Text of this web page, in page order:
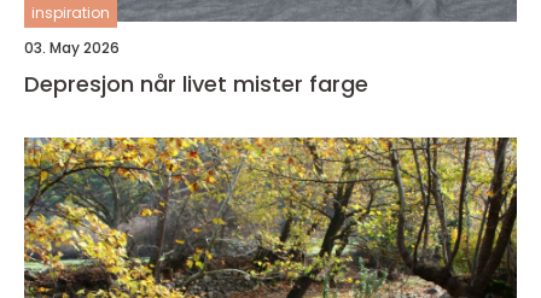
inspiration
03. May 2026
Depresjon når livet mister farge